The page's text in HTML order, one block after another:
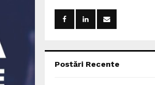
o
:
Postări Recente